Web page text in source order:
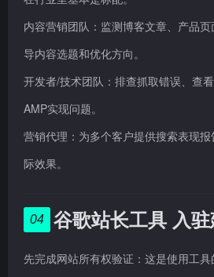
内容营销团队：监测博客文章、产品
导内容选题和优化方向。
开发者/技术团队：排查抓取错误、查
AMP实现问题。
营销代理：为多个客户提供搜索表现
际效果。
04 谷歌站长工具 入
先完成网站所有权验证：这是使用工